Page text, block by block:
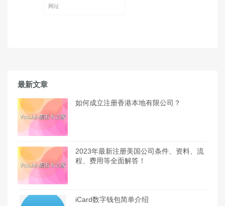
最新文章
如何成立注册香港本地有限公司？
2023年最新注册美国公司条件、资料、流
程、费用等全面解答！
iCard数字钱包简单介绍